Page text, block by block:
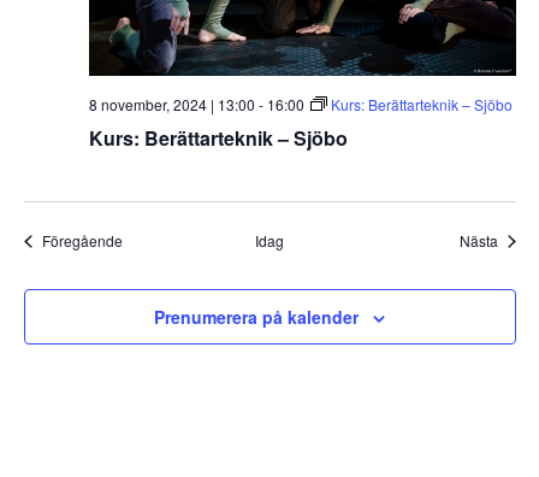
Kurs: Berättarteknik – Sjöbo
8 november, 2024 | 13:00 - 16:00 Kurs: Berättarteknik – Sjöbo
FöregåendeEvenemang Idag Nästa
Prenumerera på kalender